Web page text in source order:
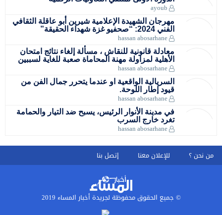
ayoub
مهرجان الشهيدة الإعلامية شيرين أبو عاقلة الثقافي
الفني 2024: “صحفيو غزة شهداء الحقيقة”
hassan abosarhane
معادلة قانونية للنقاش ، مسألة إلغاء نتائج امتحان
الأهلية لمزاولة مهنة المحاماة صعبة للغاية لسببين
hassan abosarhane
السريالية الواقعية او عندما يتحرر جمال الفن من
قيود إطار اللوحة.
hassan abosarhane
في مدينة الأنوار الرئيس، يسبح ضد التيار والحمامة
تغرد خارج السرب
hassan abosarhane
من نحن ؟ للإعلان معنا إتصل بنا
© جميع الحقوق محفوظة لجريدة أخبار المساء 2019